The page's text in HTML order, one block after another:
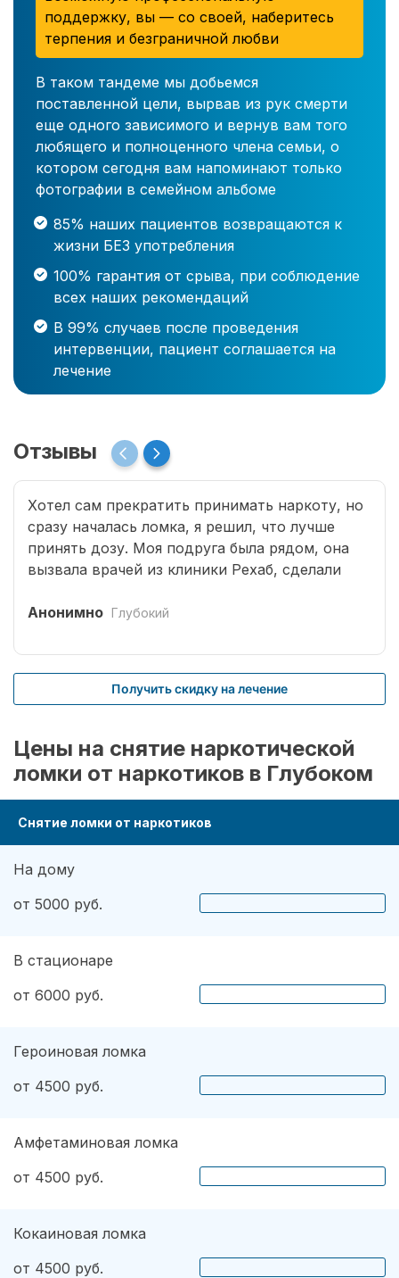
поддержку, вы — со своей, наберитесь
терпения и безграничной любви
В таком тандеме мы добьемся
поставленной цели, вырвав из рук смерти
еще одного зависимого и вернув вам того
любящего и полноценного члена семьи, о
котором сегодня вам напоминают только
фотографии в семейном альбоме
85% наших пациентов возвращаются к
жизни БЕЗ употребления
100% гарантия от срыва, при соблюдение
всех наших рекомендаций
В 99% случаев после проведения
интервенции, пациент соглашается на
лечение
Отзывы
Хотел сам прекратить принимать наркоту, но
сразу началась ломка, я решил, что лучше
принять дозу. Моя подруга была рядом, она
вызвала врачей из клиники Рехаб, сделали
что надо там пролечиться основательно.
Анонимно Глубокий
Получить скидку на лечение
Цены на снятие наркотической
ломки от наркотиков в Глубоком
Снятие ломки от наркотиков
На дому
от 5000 руб.
В стационаре
от 6000 руб.
Героиновая ломка
от 4500 руб.
Амфетаминовая ломка
от 4500 руб.
Кокаиновая ломка
от 4500 руб.